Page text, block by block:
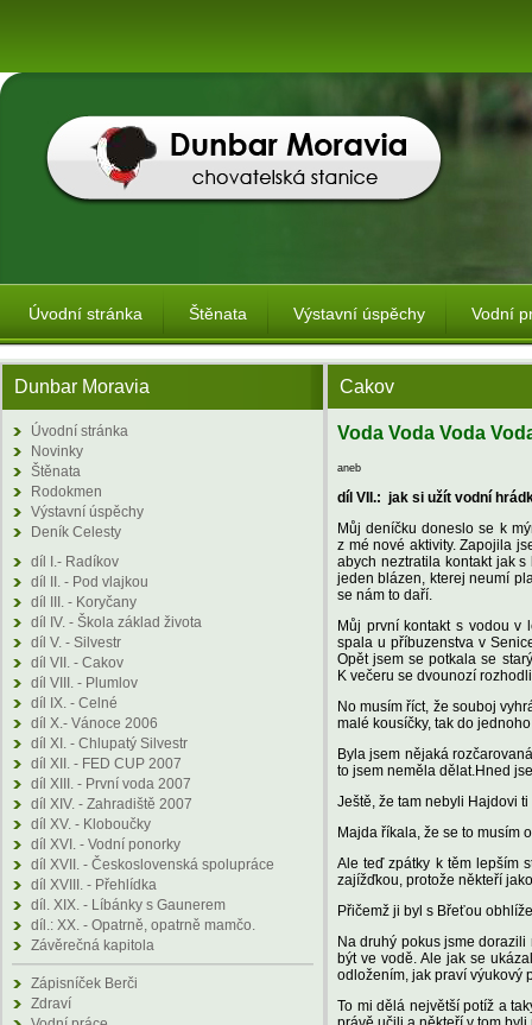
Úvodní stránka Štěnata Výstavní úspěchy Vodní
Dunbar Moravia
Úvodní stránka
Novinky
Štěnata
Rodokmen
Výstavní úspěchy
Deník Celesty
díl I.- Radíkov
díl II. - Pod vlajkou
díl III. - Koryčany
díl IV. - Škola základ života
díl V. - Silvestr
díl VII. - Cakov
díl VIII. - Plumlov
díl IX. - Celné
díl X.- Vánoce 2006
díl XI. - Chlupatý Silvestr
díl XII. - FED CUP 2007
díl XIII. - První voda 2007
díl XIV. - Zahradiště 2007
díl XV. - Kloboučky
díl XVI. - Vodní ponorky
díl XVII. - Československá spolupráce
díl XVIII. - Přehlídka
díl. XIX. - Líbánky s Gaunerem
díl.: XX. - Opatrně, opatrně mamčo.
Závěrečná kapitola
Zápisníček Berči
Zdraví
Cakov
Voda Voda Voda
aneb
díl VII.: jak si užít vodní
Můj deníčku doneslo se k
z mé nové aktivity. Zapojila
abych neztratila kontakt jak
jeden blázen, kterej neumí
se nám to daří.
Můj první kontakt s vodou v
spala u příbuzenstva v
Opět jsem se potkala se
K večeru se dvounozí
No musím říct, že souboj
malé kousíčky, tak do
Byla jsem nějaká
to jsem neměla dělat.Hned
Ještě, že tam nebyli Hajdovi
Majda říkala, že se to musím
Ale teď zpátky k těm lepším
zajížďkou, protože někteří
Přičemž ji byl s Břeťou
Na druhý pokus jsme
být ve vodě. Ale jak se
odložením, jak praví výukový
To mi dělá největší potíž a